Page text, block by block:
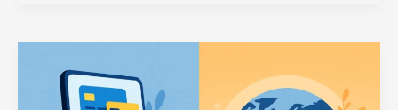
Liberado
para